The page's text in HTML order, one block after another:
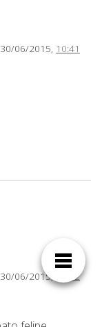
30/06/2015, 10:41
30/06/2015, 21:42